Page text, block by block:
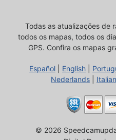
Todas as atualizações de
todos os mapas, todos os
GPS. Confira os mapas
Español English
Nederlands
© 2026